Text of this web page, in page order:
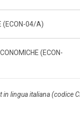
(ECON-04/A)
(ECON-
lingua italiana (codice